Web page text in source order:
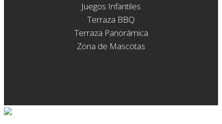
Juegos Infantiles
Terraza BBQ
Terraza Panorámica
Zona de Mascotas